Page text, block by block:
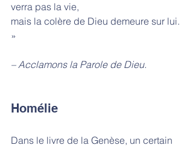
verra pas la vie,
mais la colère de Dieu demeure sur lui.
»
– Acclamons la Parole de Dieu.
Homélie
Dans le livre de la Genèse, un certain